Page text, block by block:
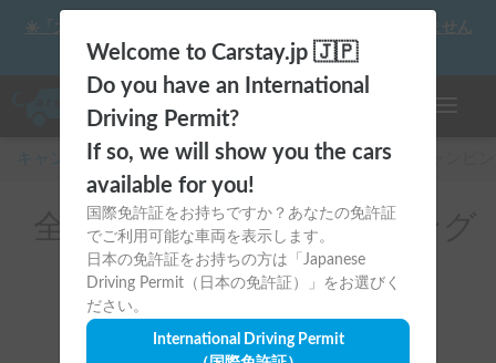
Welcome to Carstay.jp 🇯🇵
Do you have an International
Driving Permit?
If so, we will show you the cars
available for you!
国際免許証をお持ちですか？あなたの免許証
でご利用可能な車両を表示します。
日本の免許証をお持ちの方は「Japanese
Driving Permit（日本の免許証）」をお選びく
ださい。
International Driving Permit
☀️「大曲の花火」をキャンピングカーで最高の思い出にしません
か？
キャンピングカー・車中泊スポット予約はCarstay
全国のレンタルキャンピング
カー(コンセント付き)